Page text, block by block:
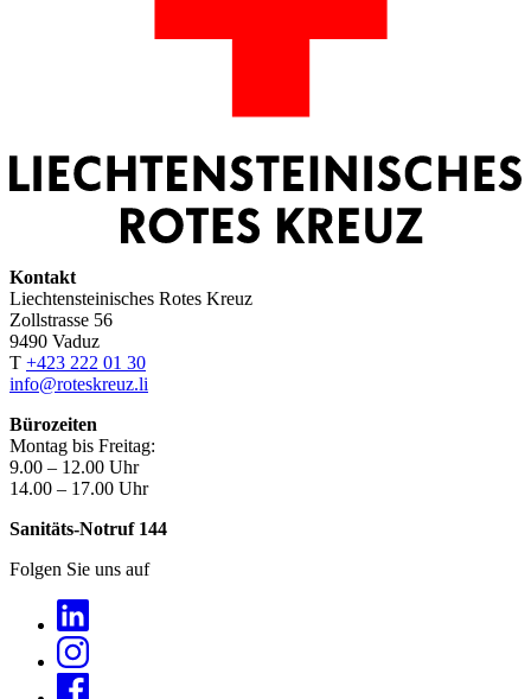
Kontakt
Liechtensteinisches Rotes Kreuz
Zollstrasse 56
9490 Vaduz
T +423 222 01 30
info@roteskreuz.li
Bürozeiten
Montag bis Freitag:
9.00 – 12.00 Uhr
14.00 – 17.00 Uhr
Sanitäts-Notruf 144
Folgen Sie uns auf